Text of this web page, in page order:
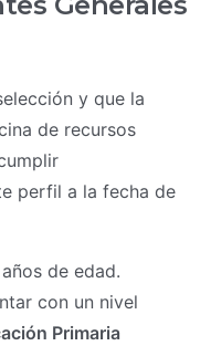
y que la
de recursos
perfil a la fecha de
de edad.
con un nivel
Primaria